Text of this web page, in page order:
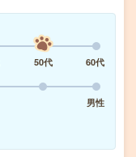
50代
60代
男性